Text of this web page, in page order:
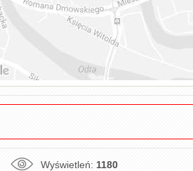
Wyświetleń: 1180